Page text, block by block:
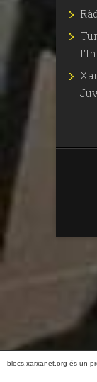
blocs.xarxanet.org és un